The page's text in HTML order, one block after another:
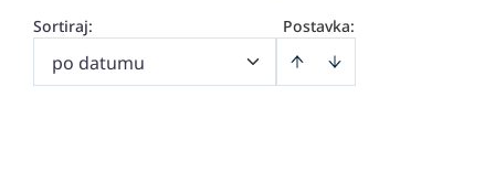
Postavka:
Sortiraj:
po datumu